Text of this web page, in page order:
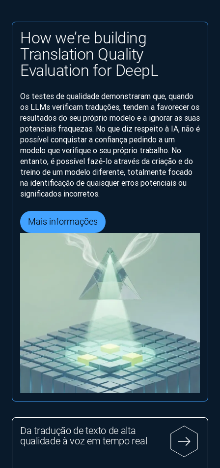
How we’re building
Translation Quality
Evaluation for DeepL
Os testes de qualidade demonstraram que, quando
os LLMs verificam traduções, tendem a favorecer os
resultados do seu próprio modelo e a ignorar as suas
potenciais fraquezas. No que diz respeito à IA, não é
possível conquistar a confiança pedindo a um
modelo que verifique o seu próprio trabalho. No
entanto, é possível fazê-lo através da criação e do
treino de um modelo diferente, totalmente focado
na identificação de quaisquer erros potenciais ou
significados incorretos.
Mais informações
Da tradução de texto de alta
qualidade à voz em tempo real